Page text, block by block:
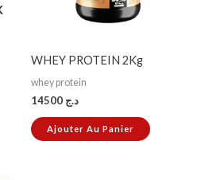
WHEY PROTEIN 2Kg
whey protein
د.ج
Ajouter Au Panier